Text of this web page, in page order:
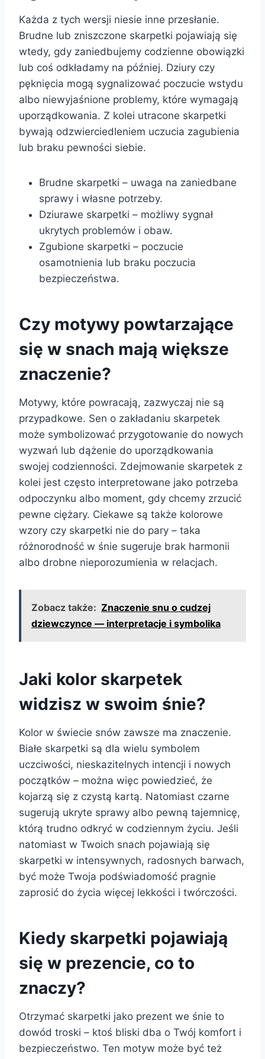
Każda z tych wersji niesie inne przesłanie.
Brudne lub zniszczone skarpetki pojawiają się
wtedy, gdy zaniedbujemy codzienne obowiązki
lub coś odkładamy na później. Dziury czy
pęknięcia mogą sygnalizować poczucie wstydu
albo niewyjaśnione problemy, które wymagają
uporządkowania. Z kolei utracone skarpetki
bywają odzwierciedleniem uczucia zagubienia
lub braku pewności siebie.
Brudne skarpetki – uwaga na zaniedbane
sprawy i własne potrzeby.
Dziurawe skarpetki – możliwy sygnał
ukrytych problemów i obaw.
Zgubione skarpetki – poczucie
osamotnienia lub braku poczucia
bezpieczeństwa.
Czy motywy powtarzające
się w snach mają większe
znaczenie?
Motywy, które powracają, zazwyczaj nie są
przypadkowe. Sen o zakładaniu skarpetek
może symbolizować przygotowanie do nowych
wyzwań lub dążenie do uporządkowania
swojej codzienności. Zdejmowanie skarpetek z
kolei jest często interpretowane jako potrzeba
odpoczynku albo moment, gdy chcemy zrzucić
pewne ciężary. Ciekawe są także kolorowe
wzory czy skarpetki nie do pary – taka
różnorodność w śnie sugeruje brak harmonii
albo drobne nieporozumienia w relacjach.
Zobacz także: Znaczenie snu o cudzej
dziewczynce — interpretacje i symbolika
Jaki kolor skarpetek
widzisz w swoim śnie?
Kolor w świecie snów zawsze ma znaczenie.
Białe skarpetki są dla wielu symbolem
uczciwości, nieskazitelnych intencji i nowych
początków – można więc powiedzieć, że
kojarzą się z czystą kartą. Natomiast czarne
sugerują ukryte sprawy albo pewną tajemnicę,
którą trudno odkryć w codziennym życiu. Jeśli
natomiast w Twoich snach pojawiają się
skarpetki w intensywnych, radosnych barwach,
być może Twoja podświadomość pragnie
zaprosić do życia więcej lekkości i twórczości.
Kiedy skarpetki pojawiają
się w prezencie, co to
znaczy?
Otrzymać skarpetki jako prezent we śnie to
dowód troski – ktoś bliski dba o Twój komfort i
bezpieczeństwo. Ten motyw może być też